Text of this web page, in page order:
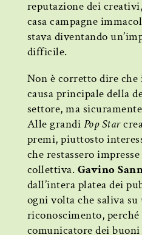
reputazione dei
casa campagne
stava diventando
difficile.
Non è corretto dire che
causa principale della
settore, ma
Alle grandi Pop Star
premi, piuttosto
che restassero
collettiva. Gavino
dall’intera platea dei
ogni volta che saliva
riconoscimento,
comunicatore dei